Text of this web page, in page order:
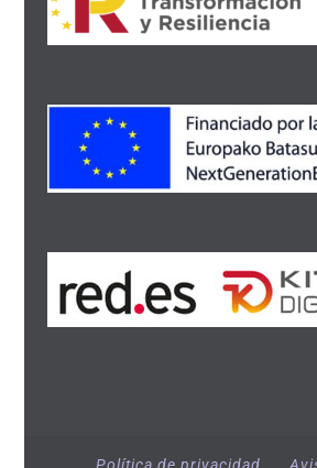
Política de privacidad